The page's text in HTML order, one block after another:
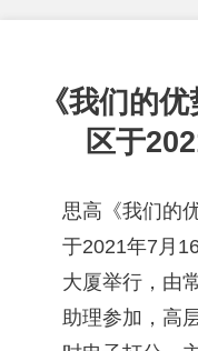
《我们的
区于
思高《我们的
于2021年7月
大厦举行，由
助理参加，高